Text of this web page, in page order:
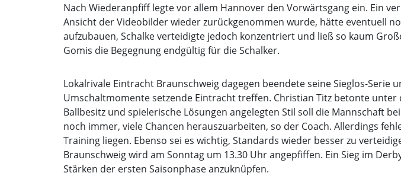
Nach Wiederanpfiff legte vor allem Hannover den Vorwärtsgang ein. Ein
Ansicht der Videobilder wieder zurückgenommen wurde, hätte eventuell
aufzubauen, Schalke verteidigte jedoch konzentriert und ließ so kaum
Gomis die Begegnung endgültig für die Schalker.
Lokalrivale Eintracht Braunschweig dagegen beendete seine Sieglos-
Umschaltmomente setzende Eintracht treffen. Christian Titz betonte unter
Ballbesitz und spielerische Lösungen angelegten Stil soll die Mannschaft
noch immer, viele Chancen herauszuarbeiten, so der Coach. Allerdings
Training liegen. Ebenso sei es wichtig, Standards wieder besser zu
Braunschweig wird am Sonntag um 13.30 Uhr angepfiffen. Ein Sieg im
Stärken der ersten Saisonphase anzuknüpfen.